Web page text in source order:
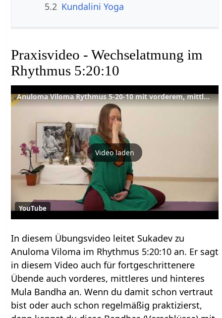
5.2 Kundalini Yoga
Praxisvideo - Wechselatmung im
Rhythmus 5:20:10
Anuloma Viloma Rythmus 5-20-10 mit vorderem, mittlerem und hinteren Mula Bandha
Video laden
YouTube
In diesem Übungsvideo leitet Sukadev zu
Anuloma Viloma im Rhythmus 5:20:10 an. Er sagt
in diesem Video auch für fortgeschrittenere
Übende auch vorderes, mittleres und hinteres
Mula Bandha an. Wenn du damit schon vertraut
bist oder auch schon regelmäßig praktizierst,